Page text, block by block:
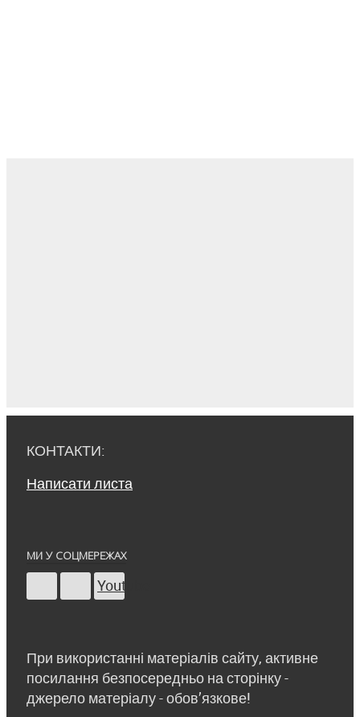
КОНТАКТИ:
Написати листа
МИ У СОЦМЕРЕЖАХ
Youtube
При використанні матеріалів сайту, активне
посилання безпосередньо на сторінку -
джерело матеріалу - обов’язкове!